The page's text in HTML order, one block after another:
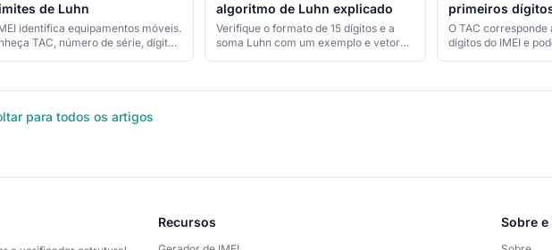
de Luhn
identifica equipamentos móveis.
TAC, número de série, dígito
algoritmo de Luhn explicado
Verifique o formato de 15 dígitos e a
soma Luhn com um exemplo e vetores
primeiros
O TAC corresponde
dígitos do IMEI e
para todos os artigos
Recursos Sobre